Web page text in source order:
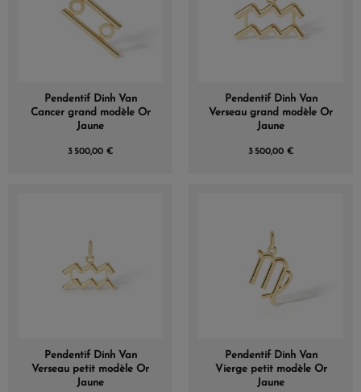
Pendentif Dinh Van
Cancer grand modèle Or
Jaune
3 500,00 €
Pendentif Dinh Van
Verseau grand modèle Or
Jaune
3 500,00 €
Pendentif Dinh Van
Verseau petit modèle Or
Jaune
Pendentif Dinh Van
Vierge petit modèle Or
Jaune